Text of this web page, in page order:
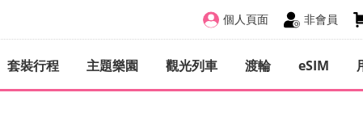
個人頁面 非會員
套裝行程 主題樂園 觀光列車 渡輪 eSIM